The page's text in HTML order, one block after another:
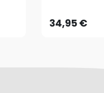
34,95 €